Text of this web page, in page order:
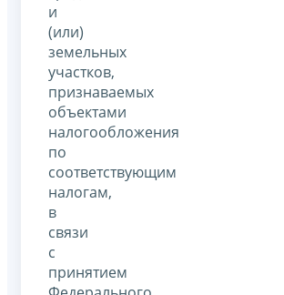
и
(или)
земельных
участков,
признаваемых
объектами
налогообложения
по
соответствующим
налогам,
в
связи
с
принятием